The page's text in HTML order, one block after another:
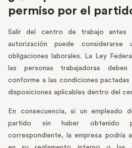
permiso por el
Salir del centro de trabajo antes
autorización puede considerarse
obligaciones laborales. La Ley
las personas trabajadoras
conforme a las condiciones
disposiciones aplicables dentro del
En consecuencia, si un empleado
partido sin haber obtenido
correspondiente, la empresa podría